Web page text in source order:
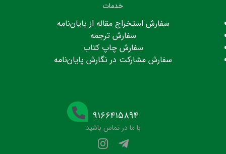
خدمات
سفارش استخراج مقاله از پایان‌نامه
سفارش ترجمه
سفارش چاپ کتاب
سفارش مشارکت در نگارش پایان‌نامه
۹۱۶۶۴۱۵۸۹۴
با ما در تماس باشید